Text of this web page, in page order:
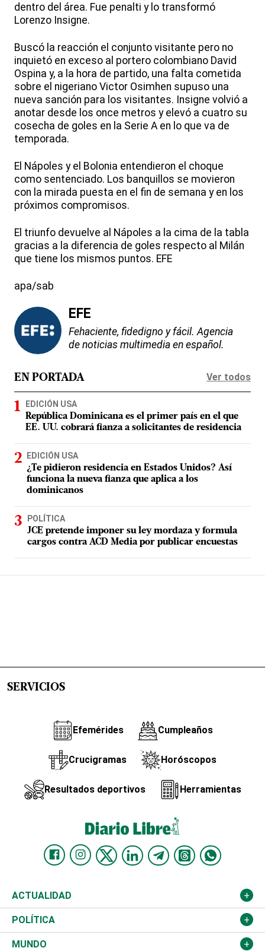
dentro del área. Fue penalti y lo transformó
Lorenzo Insigne.
Buscó la reacción el conjunto visitante pero no
inquietó en exceso al portero colombiano David
Ospina y, a la hora de partido, una falta cometida
sobre el nigeriano Victor Osimhen supuso una
nueva sanción para los visitantes. Insigne volvió a
anotar desde los once metros y elevó a cuatro su
cosecha de goles en la Serie A en lo que va de
temporada.
El Nápoles y el Bolonia entendieron el choque
como sentenciado. Los banquillos se movieron
con la mirada puesta en el fin de semana y en los
próximos compromisos.
El triunfo devuelve al Nápoles a la cima de la tabla
gracias a la diferencia de goles respecto al Milán
que tiene los mismos puntos. EFE
apa/sab
EFE
Fehaciente, fidedigno y fácil. Agencia
de noticias multimedia en español.
EN PORTADA Ver todos
EDICIÓN USA
República Dominicana es el primer país en el que
EE. UU. cobrará fianza a solicitantes de residencia
EDICIÓN USA
¿Te pidieron residencia en Estados Unidos? Así
funciona la nueva fianza que aplica a los
dominicanos
POLÍTICA
JCE pretende imponer su ley mordaza y formula
cargos contra ACD Media por publicar encuestas
SERVICIOS
Efemérides Cumpleaños
Crucigramas Horóscopos
Resultados deportivos Herramientas
ACTUALIDAD
Nacional
Ciudad
POLÍTICA
Partidos
MUNDO